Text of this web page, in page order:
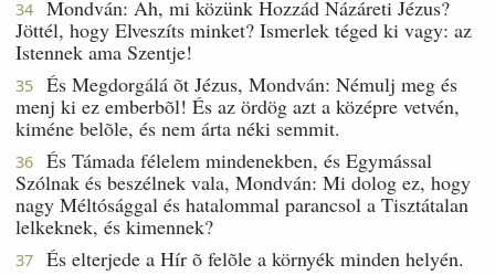
34
Mondván: Ah, mi közünk Hozzád Názáreti Jézus?
Jöttél, hogy Elveszíts minket? Ismerlek téged ki vagy: az
Istennek ama Szentje!
35
És Megdorgálá õt Jézus, Mondván: Némulj meg és
menj ki ez emberbõl! És az ördög azt a középre vetvén,
kiméne belõle, és nem árta néki semmit.
36
És Támada félelem mindenekben, és Egymással
Szólnak és beszélnek vala, Mondván: Mi dolog ez, hogy
nagy Méltósággal és hatalommal parancsol a Tisztátalan
lelkeknek, és kimennek?
37 És elterjede a Hír õ felõle a környék minden helyén.